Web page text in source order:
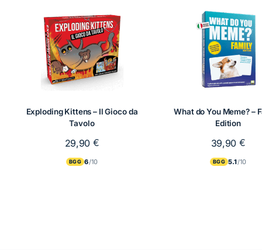
Exploding Kittens – Il Gioco da
Tavolo
29,90 €
BGG 6
What do You Meme? –
Edition
39,90 €
BGG 5.1